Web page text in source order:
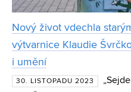
Nový život vdechla
výtvarnice Klaudie
i umění
30. LISTOPADU 2023